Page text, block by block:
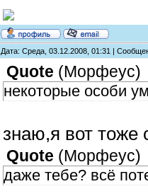
Дата: Среда, 03.12.2008, 01:31 |
Quote (Морфеус)
некоторые особи
знаю,я вот
Quote (Морфеус)
даже тебе? всё